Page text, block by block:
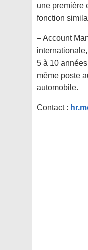
une première
fonction
– Account
5 à 10
même poste
automobile.
Contact :